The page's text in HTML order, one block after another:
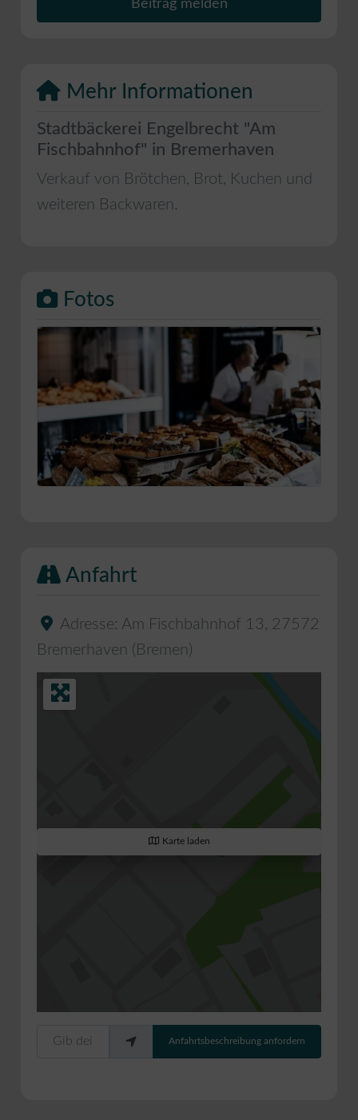
Beitrag melden
Mehr Informationen
Stadtbäckerei Engelbrecht "Am
Fischbahnhof" in Bremerhaven
Verkauf von Brötchen, Brot, Kuchen und
weiteren Backwaren.
Fotos
Anfahrt
Adresse: Am Fischbahnhof 13 , 27572
Bremerhaven ( Bremen)
Karte laden
Gib deinen Standort ein.
Anfahrtsbeschreibung anfordern